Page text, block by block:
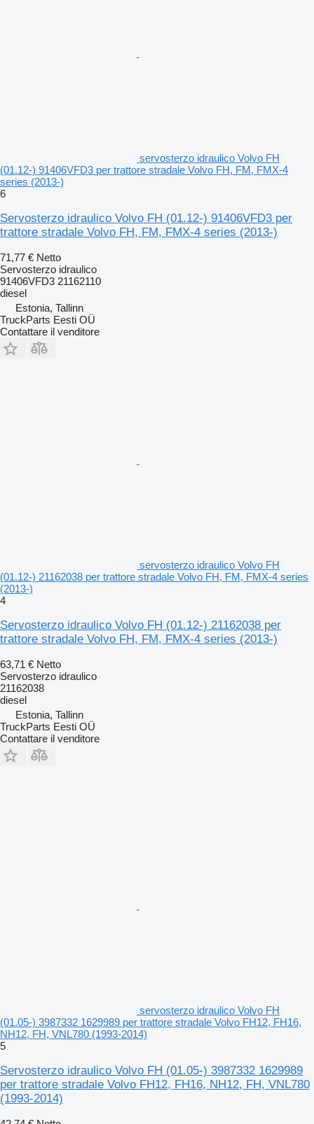
servosterzo idraulico Volvo FH
(01.12-) 91406VFD3 per trattore stradale Volvo FH, FM, FMX-4
series (2013-)
6
Servosterzo idraulico Volvo FH (01.12-) 91406VFD3 per
trattore stradale Volvo FH, FM, FMX-4 series (2013-)
71,77 € Netto
Servosterzo idraulico
91406VFD3 21162110
diesel
Estonia, Tallinn
TruckParts Eesti OÜ
Contattare il venditore
servosterzo idraulico Volvo FH
(01.12-) 21162038 per trattore stradale Volvo FH, FM, FMX-4 series
(2013-)
4
Servosterzo idraulico Volvo FH (01.12-) 21162038 per
trattore stradale Volvo FH, FM, FMX-4 series (2013-)
63,71 € Netto
Servosterzo idraulico
21162038
diesel
Estonia, Tallinn
TruckParts Eesti OÜ
Contattare il venditore
servosterzo idraulico Volvo FH
(01.05-) 3987332 1629989 per trattore stradale Volvo FH12, FH16,
NH12, FH, VNL780 (1993-2014)
5
Servosterzo idraulico Volvo FH (01.05-) 3987332 1629989
per trattore stradale Volvo FH12, FH16, NH12, FH, VNL780
(1993-2014)